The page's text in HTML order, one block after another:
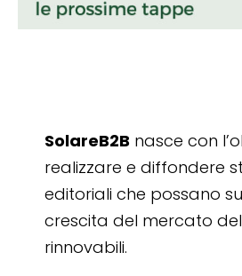
SolareB2B nasce con
realizzare e diffondere
editoriali che possano
crescita del mercato
rinnovabili.